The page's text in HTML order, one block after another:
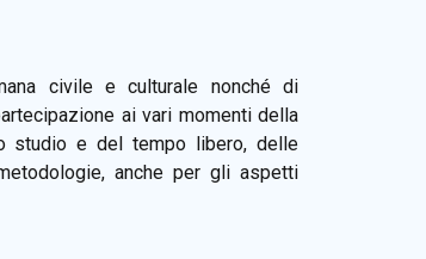
civile e culturale nonché di
ai vari momenti della
studio e del tempo libero, delle
anche per gli aspetti